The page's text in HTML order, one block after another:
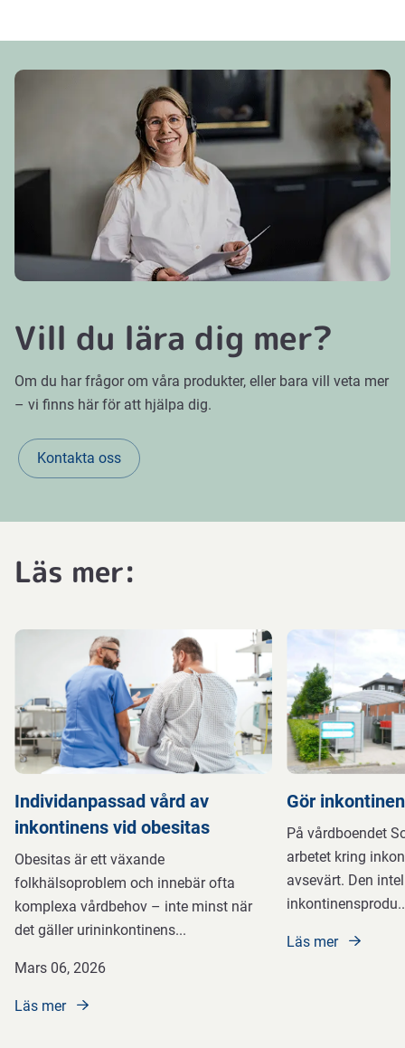
Vill du lära dig mer?
Om du har frågor om våra produkter, eller bara vill veta mer
– vi finns här för att hjälpa dig.
Kontakta oss
Läs mer:
Individanpassad vård av
inkontinens vid obesitas
Obesitas är ett växande
folkhälsoproblem och innebär ofta
komplexa vårdbehov – inte minst när
det gäller urininkontinens...
Mars 06, 2026
Läs mer
Gör
På vårdboendet
arbetet kring
avsevärt. Den
inkontinensprodu
Läs mer